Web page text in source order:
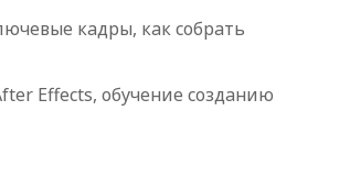
кадры, как собрать
Effects, обучение созданию